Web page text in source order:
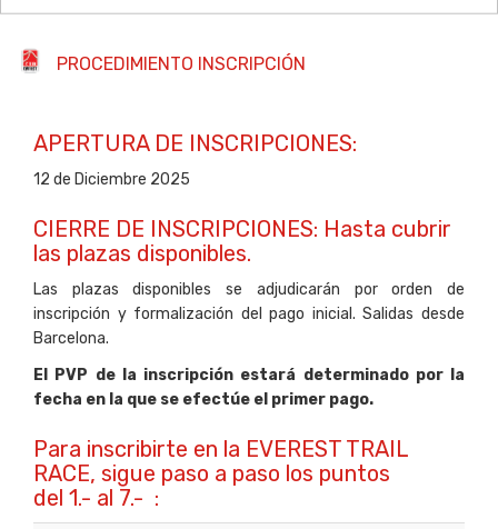
PROCEDIMIENTO INSCRIPCIÓN
APERTURA DE INSCRIPCIONES:
12 de Diciembre 2025
CIERRE DE INSCRIPCIONES: Hasta cubrir
las plazas disponibles.
Las plazas disponibles se adjudicarán por orden de
inscripción y formalización del pago inicial. Salidas desde
Barcelona.
El PVP de la inscripción estará determinado por la
fecha en la que se efectúe el primer pago.
Para inscribirte en la EVEREST TRAIL
RACE, sigue paso a paso los puntos
del 1.- al 7.- :